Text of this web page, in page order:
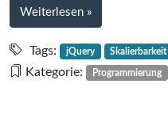
Rande
des
Universums
Weiterlesen bei
YouTube
am
Rande
»
Tags: jQuery Skalierbarkeit
Kategorie: Programmierung